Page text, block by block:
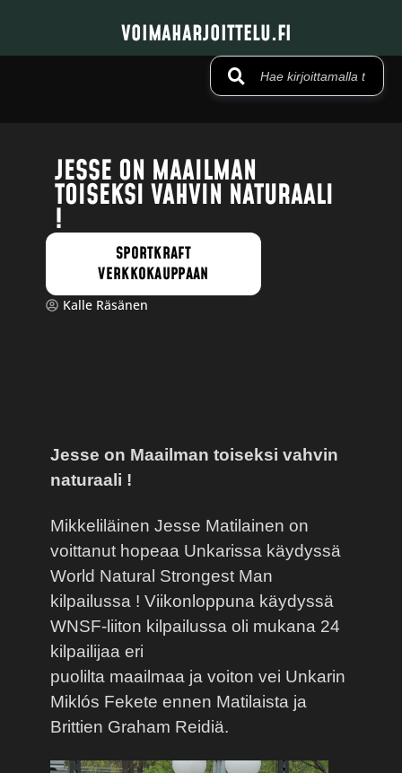
VOIMAHARJOITTELU.FI
JESSE ON MAAILMAN
TOISEKSI VAHVIN NATURAALI
!
SPORTKRAFT
VERKKOKAUPPAAN
Kalle Räsänen
Jesse on Maailman toiseksi vahvin
naturaali !
Mikkeliläinen Jesse Matilainen on
voittanut hopeaa Unkarissa käydyssä
World Natural Strongest Man
kilpailussa ! Viikonloppuna käydyssä
WNSF-liiton kilpailussa oli mukana 24
kilpailijaa eri
puolilta maailmaa ja voiton vei Unkarin
Miklós Fekete ennen Matilaista ja
Brittien Graham Reidiä.